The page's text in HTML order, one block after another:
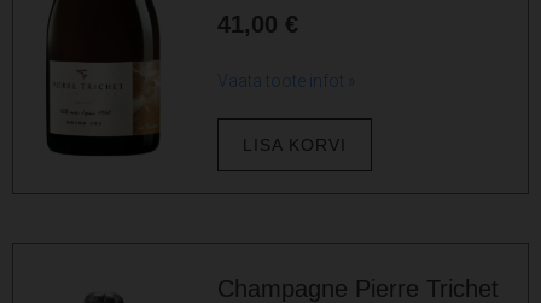
41,00 €
Vaata toote infot »
LISA KORVI
Champagne Pierre Trichet